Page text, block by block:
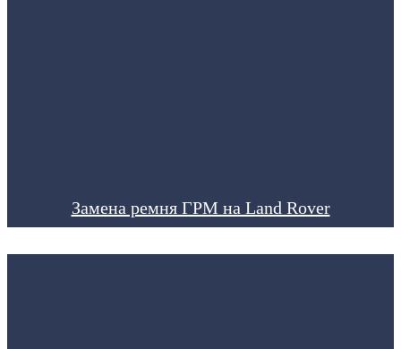
Замена ремня ГРМ на Land Rover